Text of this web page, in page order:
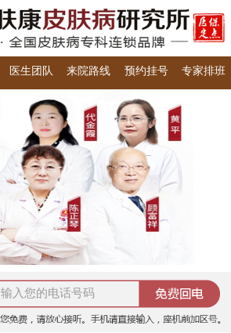
医生团队 来院路线 预约挂号 专家排班